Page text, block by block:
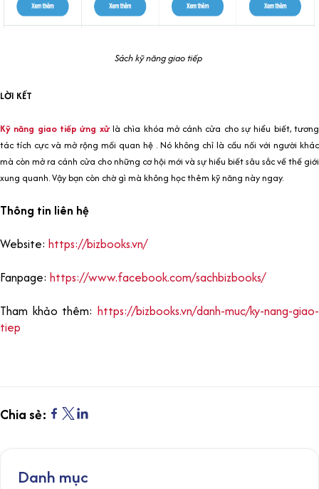
Sách kỹ năng giao tiếp
LỜI KẾT
Kỹ năng giao tiếp ứng xửlà chìa khóa mở cánh cửa cho sự hiểu biết, tương
tác tích cực và mở rộng mối quan hệ . Nó không chỉ là cầu nối với người khác
mà còn mở ra cánh cửa cho những cơ hội mới và sự hiểu biết sâu sắc về thế giới
xung quanh. Vậy bạn còn chờ gì mà không học thêm kỹ năng này ngay.
Thông tin liên hệ
Website: https://bizbooks.vn/
Fanpage: https://www.facebook.com/sachbizbooks/
Tham khảo thêm: https://bizbooks.vn/danh-muc/ky-nang-giao-
tiep
Chia sẻ:
Danh mục